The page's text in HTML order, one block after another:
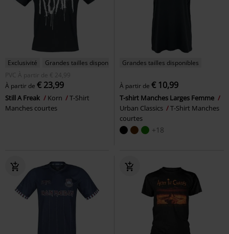
Exclusivité
Grandes tailles disponibles
PVC
À partir de € 24,99
À partir de € 23,99
Still A Freak Korn
T-Shirt
Manches courtes
Grandes tailles disponibles
À partir de € 10,99
T-shirt Manches Larges Femme
Urban Classics
T-Shirt Manches
courtes
+18